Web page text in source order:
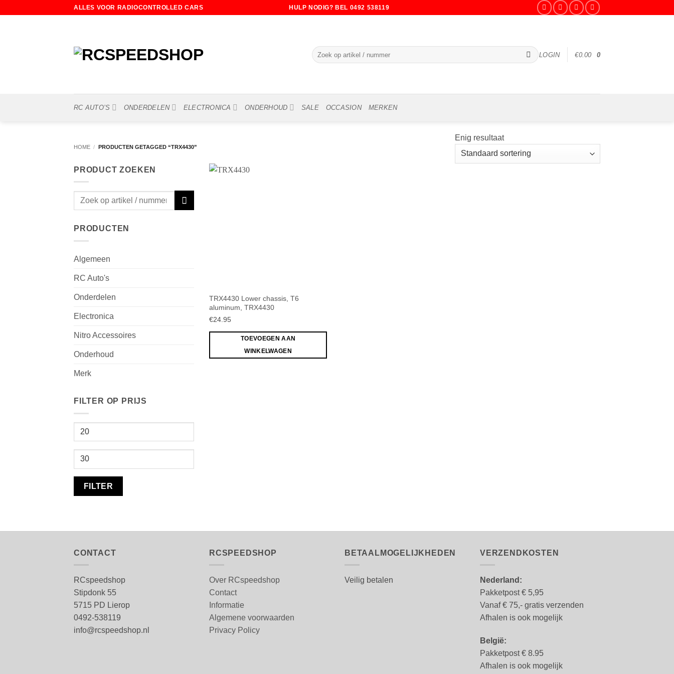
ALLES VOOR RADIOCONTROLLED CARS HULP NODIG? BEL 0492 538119
Zoeken
naar:
LOGIN €0.00 0
RC AUTO’S ONDERDELEN ELECTRONICA ONDERHOUD SALE OCCASION MERKEN
HOME / PRODUCTEN GETAGGED “TRX4430”
Enig resultaat
PRODUCT ZOEKEN
Zoeken
PRODUCTEN
Algemeen
RC Auto's
Onderdelen
Electronica
Nitro Accessoires
Onderhoud
Merk
FILTER OP PRIJS
Min.
Max.
FILTER
TRX4430 Lower chassis, T6
aluminum, TRX4430
€24.95
TOEVOEGEN AAN
WINKELWAGEN
CONTACT
RCspeedshop
Stipdonk 55
5715 PD Lierop
0492-538119
info@rcspeedshop.nl
RCSPEEDSHOP
Over RCspeedshop
Contact
Informatie
Algemene voorwaarden
Privacy Policy
BETAALMOGELIJKHEDEN
Veilig betalen
VERZENDKOSTEN
Nederland:
Pakketpost € 5,95
Vanaf € 75,- gratis verzenden
Afhalen is ook mogelijk
België:
Pakketpost € 8.95
Afhalen is ook mogelijk